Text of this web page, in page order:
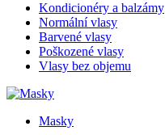
Kondicionéry a balzámy
Normální vlasy
Barvené vlasy
Poškozené vlasy
Vlasy bez objemu
Masky